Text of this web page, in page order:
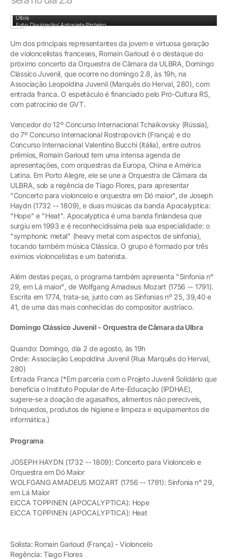
Ulbra
Foto: Divulgação/ Antonieta Pinheiro
Um dos principais representantes da jovem e virtuosa geração
de violoncelistas franceses, Romain Garioud é o destaque do
próximo concerto da Orquestra de Câmara da ULBRA, Domingo
Clássico Juvenil, que ocorre no domingo 2.8, às 19h, na
Associação Leopoldina Juvenil (Marquês do Herval, 280), com
entrada franca. O espetáculo é financiado pelo Pró-Cultura RS,
com patrocínio de GVT.
Vencedor do 12º Concurso Internacional Tchaikovsky (Rússia),
do 7º Concurso Internacional Rostropovich (França) e do
Concurso Internacional Valentino Bucchi (Itália), entre outros
prêmios, Romain Garioud tem uma intensa agenda de
apresentações, com orquestras da Europa, China e América
Latina. Em Porto Alegre, ele se une a Orquestra de Câmara da
ULBRA, sob a regência de Tiago Flores, para apresentar
"Concerto para violoncelo e orquestra em Dó maior", de Joseph
Haydn (1732 -- 1809), e duas músicas da banda Apocalyptica:
"Hope" e "Heat". Apocalyptica é uma banda finlandesa que
surgiu em 1993 e é reconhecidíssima pela sua especialidade: o
"symphonic metal" (heavy metal com aspectos de sinfonia),
tocando também música Clássica. O grupo é formado por três
exímios violoncelistas e um baterista.
Além destas peças, o programa também apresenta "Sinfonia n°
29, em Lá maior", de Wolfgang Amadeus Mozart (1756 -- 1791).
Escrita em 1774, trata-se, junto com as Sinfonias nº 25, 39,40 e
41, de uma das mais conhecidas do compositor austríaco.
Domingo Clássico Juvenil - Orquestra de Câmara da Ulbra
Quando: Domingo, dia 2 de agosto, às 19h
Onde: Associação Leopoldina Juvenil (Rua Marquês do Herval,
280)
Entrada Franca (*Em parceria com o Projeto Juvenil Solidário que
beneficia o Instituto Popular de Arte-Educação (IPDHAE),
sugere-se a doação de agasalhos, alimentos não perecíveis,
brinquedos, produtos de higiene e limpeza e equipamentos de
informática.)
Programa
JOSEPH HAYDN (1732 -- 1809): Concerto para Violoncelo e
Orquestra em Dó Maior
WOLFGANG AMADEUS MOZART (1756 -- 1791): Sinfonia n° 29,
em Lá Maior
EICCA TOPPINEN (APOCALYPTICA): Hope
EICCA TOPPINEN (APOCALYPTICA): Heat
Solista: Romain Garioud (França) - Violoncelo
Regência: Tiago Flores